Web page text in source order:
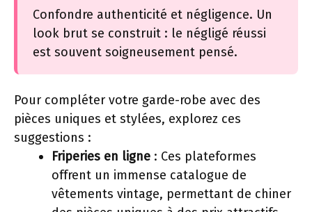
Confondre authenticité et négligence. Un
look brut se construit : le négligé réussi
est souvent soigneusement pensé.
Pour compléter votre garde-robe avec des
pièces uniques et stylées, explorez ces
suggestions :
Friperies en ligne : Ces plateformes
offrent un immense catalogue de
vêtements vintage, permettant de chiner